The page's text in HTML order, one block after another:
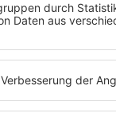
hat ein
an der